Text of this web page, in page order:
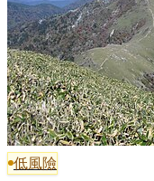
低風險